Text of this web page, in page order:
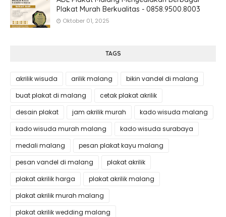
Plakat Murah Berkualitas - 0858.9500.8003
Oktober 01, 2025
TAGS
akrilik wisuda arilik malang
bikin vandel di malang
buat plakat di malang
cetak plakat akrilik
desain plakat
jam akrilik murah
kado wisuda malang
kado wisuda murah malang
kado wisuda surabaya
medali malang
pesan plakat kayu malang
pesan vandel di malang
plakat akrilik
plakat akrilik harga
plakat akrilik malang
plakat akrilik murah malang
plakat akrilik wedding malang